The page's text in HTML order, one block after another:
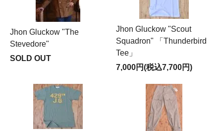
Jhon Gluckow "The
Stevedore"
SOLD OUT
Jhon Gluckow "Scout
Squadron" 「Thunderbird
Tee」
7,000円(税込7,700円)